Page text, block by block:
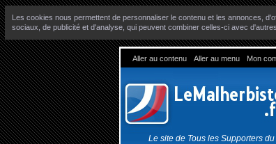
Les cookies nous permettent de personnaliser le contenu et les annonces,
sociaux, de publicité et d'analyse, qui peuvent combiner celles-ci avec
Aller au contenu Aller au menu Mon
Le site de Tous les Supporters